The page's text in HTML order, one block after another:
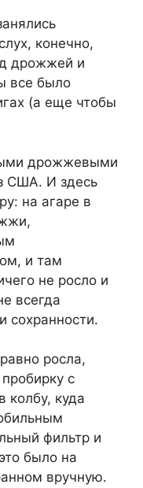
конечно,
дрожжей и
все было
(а еще чтобы
дрожжевыми
США. И здесь
на агаре в
и там
не росло и
всегда
сохранности.
росла,
с
колбу, куда
фильтр и
было на
вручную.